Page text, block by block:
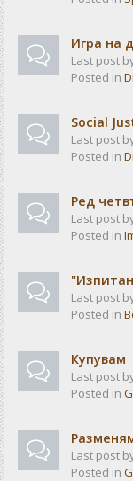
Игра на
Last post
Posted in
Social
Last post
Posted in
Ред
Last post
Posted in
Last post
Posted in
Купувам
Last post
Posted in
Last post
Posted in